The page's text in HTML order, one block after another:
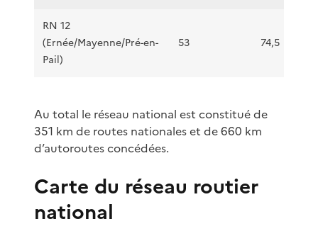
RN 12
(Ernée/Mayenne/Pré-en-
Pail)
53 74,5
Au total le réseau national est constitué de
351 km de routes nationales et de 660 km
d’autoroutes concédées.
Carte du réseau routier
national